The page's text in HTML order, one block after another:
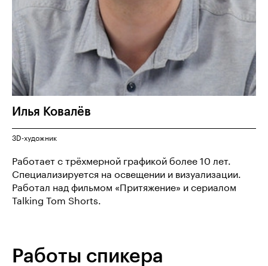
Илья Ковалёв
3D-художник
Работает с трёхмерной графикой более 10 лет.
Специализируется на освещении и визуализации.
Работал над фильмом «Притяжение» и сериалом
Talking Tom Shorts.
Работы спикера